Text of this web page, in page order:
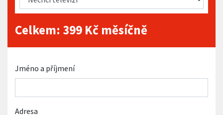
Celkem: 399 Kč měsíčně
Jméno a příjmení
Adresa